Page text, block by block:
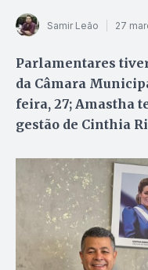
Samir Leão 27
Parlamentares
da Câmara
feira, 27; Amastha
gestão de Cinthia